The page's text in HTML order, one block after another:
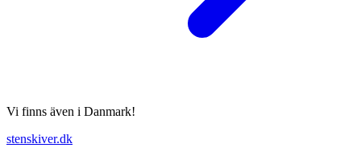
Vi finns även i Danmark!
stenskiver.dk